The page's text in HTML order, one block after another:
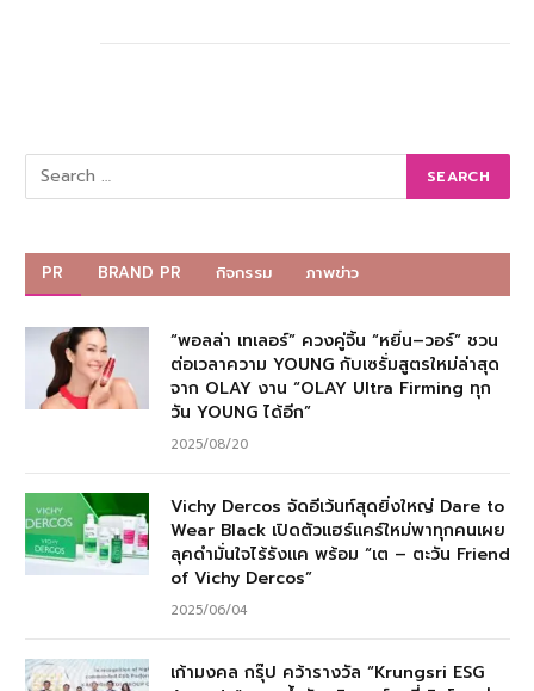
PR BRAND PR กิจกรรม ภาพข่าว
“พอลล่า เทเลอร์” ควงคู่จิ้น “หยิ่น–วอร์” ชวน
ต่อเวลาความ YOUNG กับเซรั่มสูตรใหม่ล่าสุด
จาก OLAY งาน “OLAY Ultra Firming ทุก
วัน YOUNG ได้อีก”
2025/08/20
Vichy Dercos จัดอีเว้นท์สุดยิ่งใหญ่ Dare to
Wear Black เปิดตัวแฮร์แคร์ใหม่พาทุกคนเผย
ลุคดำมั่นใจไร้รังแค พร้อม “เต – ตะวัน Friend
of Vichy Dercos”
2025/06/04
เก้ามงคล กรุ๊ป คว้ารางวัล “Krungsri ESG